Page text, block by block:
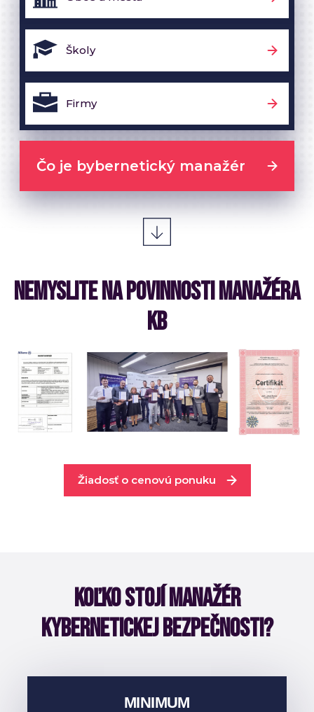
Školy
Firmy
Čo je bybernetický manažér
NEMYSLITE NA POVINNOSTI MANAŽÉRA
KB
Žiadosť o cenovú ponuku
KOĽKO STOJÍ MANAŽÉR
KYBERNETICKEJ BEZPEČNOSTI?
MINIMUM